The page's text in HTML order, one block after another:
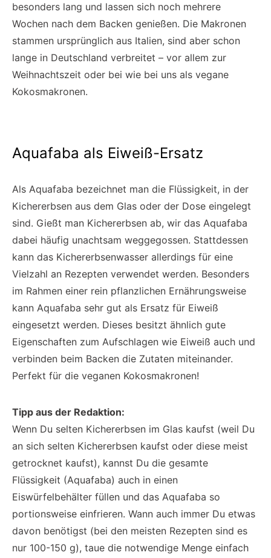
besonders lang und lassen sich noch mehrere
Wochen nach dem Backen genießen. Die Makronen
stammen ursprünglich aus Italien, sind aber schon
lange in Deutschland verbreitet – vor allem zur
Weihnachtszeit oder bei wie bei uns als vegane
Kokosmakronen.
Aquafaba als Eiweiß-Ersatz
Als Aquafaba bezeichnet man die Flüssigkeit, in der
Kichererbsen aus dem Glas oder der Dose eingelegt
sind. Gießt man Kichererbsen ab, wir das Aquafaba
dabei häufig unachtsam weggegossen. Stattdessen
kann das Kichererbsenwasser allerdings für eine
Vielzahl an Rezepten verwendet werden. Besonders
im Rahmen einer rein pflanzlichen Ernährungsweise
kann Aquafaba sehr gut als Ersatz für Eiweiß
eingesetzt werden. Dieses besitzt ähnlich gute
Eigenschaften zum Aufschlagen wie Eiweiß auch und
verbinden beim Backen die Zutaten miteinander.
Perfekt für die veganen Kokosmakronen!
Tipp aus der Redaktion:
Wenn Du selten Kichererbsen im Glas kaufst (weil Du
an sich selten Kichererbsen kaufst oder diese meist
getrocknet kaufst), kannst Du die gesamte
Flüssigkeit (Aquafaba) auch in einen
Eiswürfelbehälter füllen und das Aquafaba so
portionsweise einfrieren. Wann auch immer Du etwas
davon benötigst (bei den meisten Rezepten sind es
nur 100-150 g), taue die notwendige Menge einfach